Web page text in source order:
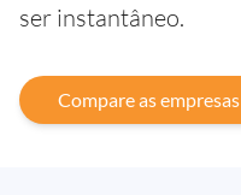
ser instantâneo.
Compare as empresas